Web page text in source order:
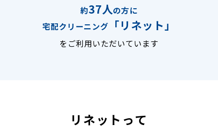
約37人の方に
宅配クリーニング
「リネット」
をご利用いただいています
リネットって